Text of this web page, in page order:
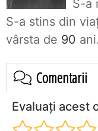
S-a
S-a stins din
vârsta de 90 ani.
Comentarii
Evaluați acest